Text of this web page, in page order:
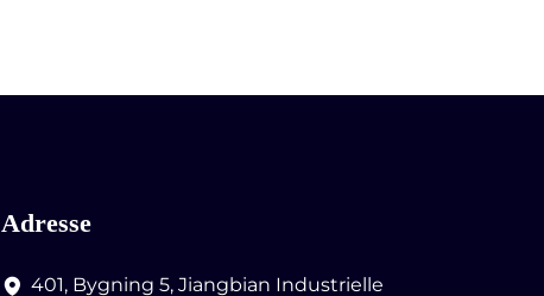
Adresse
401, Bygning 5, Jiangbian Industrielle